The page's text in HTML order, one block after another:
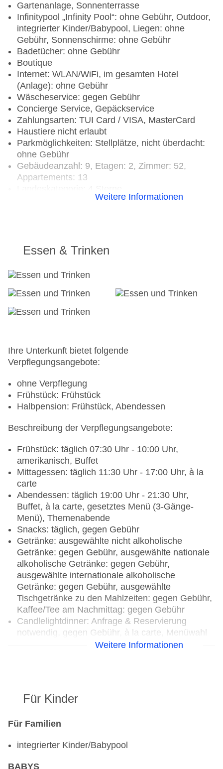
Gartenanlage, Sonnenterrasse
Infinitypool „Infinity Pool“: ohne Gebühr, Outdoor,
integrierter Kinder/Babypool, Liegen: ohne
Gebühr, Sonnenschirme: ohne Gebühr
Badetücher: ohne Gebühr
Boutique
Internet: WLAN/WiFi, im gesamten Hotel
(Anlage): ohne Gebühr
Wäscheservice: gegen Gebühr
Concierge Service, Gepäckservice
Zahlungsarten: TUI Card / VISA, MasterCard
Haustiere nicht erlaubt
Parkmöglichkeiten: Stellplätze, nicht überdacht:
ohne Gebühr
Gebäudeanzahl: 9, Etagen: 2, Zimmer: 52,
Appartements: 13
Weitere Informationen
Essen & Trinken
Ihre Unterkunft bietet folgende
Verpflegungsangebote:
ohne Verpflegung
Frühstück: Frühstück
Halbpension: Frühstück, Abendessen
Beschreibung der Verpflegungsangebote:
Frühstück: täglich 07:30 Uhr - 10:00 Uhr,
amerikanisch, Buffet
Mittagessen: täglich 11:30 Uhr - 17:00 Uhr, à la
carte
Abendessen: täglich 19:00 Uhr - 21:30 Uhr,
Buffet, à la carte, gesetztes Menü (3-Gänge-
Menü), Themenabende
Snacks: täglich, gegen Gebühr
Getränke: ausgewählte nicht alkoholische
Getränke: gegen Gebühr, ausgewählte nationale
alkoholische Getränke: gegen Gebühr,
ausgewählte internationale alkoholische
Getränke: gegen Gebühr, ausgewählte
Tischgetränke zu den Mahlzeiten: gegen Gebühr,
Kaffee/Tee am Nachmittag: gegen Gebühr
Candlelightdinner: Anfrage & Reservierung
notwendig, gegen Gebühr, à la carte, Menüwahl
Weihnachtsspecial: Buffet,
Hauptrestaurant „Les Boucaniers Restaurant“:
indisch, italienisch, mediterran, regional,
glutenfreie Gerichte: gegen Gebühr, Anfrage &
Weitere Informationen
Für Kinder
Für Familien
integrierter Kinder/Babypool
BABYS